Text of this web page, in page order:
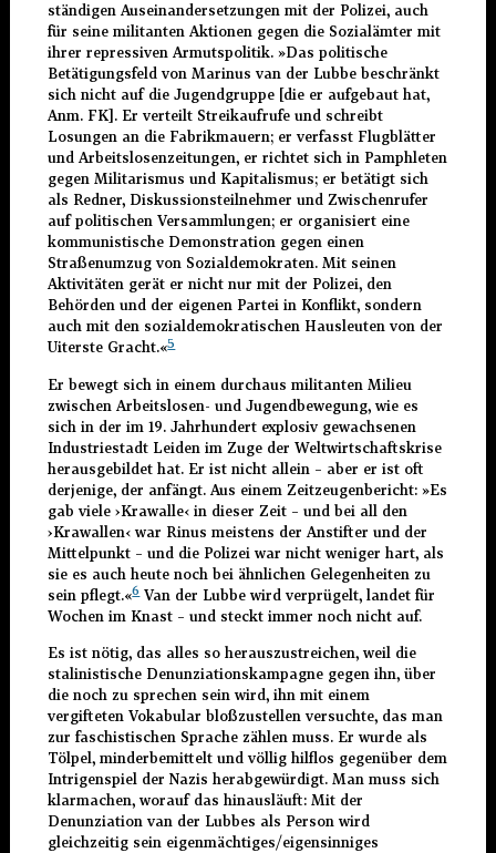
ständigen Auseinandersetzungen mit der Polizei, auch
für seine militanten Aktionen gegen die Sozialämter mit
ihrer repressiven Armutspolitik. »Das politische
Betätigungsfeld von Marinus van der Lubbe beschränkt
sich nicht auf die Jugendgruppe [die er aufgebaut hat,
Anm. FK]. Er verteilt Streikaufrufe und schreibt
Losungen an die Fabrikmauern; er verfasst Flugblätter
und Arbeitslosenzeitungen, er richtet sich in Pamphleten
gegen Militarismus und Kapitalismus; er betätigt sich
als Redner, Diskussionsteilnehmer und Zwischenrufer
auf politischen Versammlungen; er organisiert eine
kommunistische Demonstration gegen einen
Straßenumzug von Sozialdemokraten. Mit seinen
Aktivitäten gerät er nicht nur mit der Polizei, den
Behörden und der eigenen Partei in Konflikt, sondern
auch mit den sozialdemokratischen Hausleuten von der
Uiterste Gracht.«5
Er bewegt sich in einem durchaus militanten Milieu
zwischen Arbeitslosen- und Jugendbewegung, wie es
sich in der im 19. Jahrhundert explosiv gewachsenen
Industriestadt Leiden im Zuge der Weltwirtschaftskrise
herausgebildet hat. Er ist nicht allein – aber er ist oft
derjenige, der anfängt. Aus einem Zeitzeugenbericht: »Es
gab viele›Krawalle‹ in dieser Zeit – und bei all den
›Krawallen‹ war Rinus meistens der Anstifter und der
Mittelpunkt – und die Polizei war nicht weniger hart, als
sie es auch heute noch bei ähnlichen Gelegenheiten zu
sein pflegt.«6Van der Lubbe wird verprügelt, landet für
Wochen im Knast – und steckt immer noch nicht auf.
Es ist nötig, das alles so herauszustreichen, weil die
stalinistische Denunziationskampagne gegen ihn, über
die noch zu sprechen sein wird, ihn mit einem
vergifteten Vokabular bloßzustellen versuchte, das man
zur faschistischen Sprache zählen muss. Er wurde als
Tölpel, minderbemittelt und völlig hilflos gegenüber dem
Intrigenspiel der Nazis herabgewürdigt. Man muss sich
klarmachen, worauf das hinausläuft: Mit der
Denunziation van der Lubbes als Person wird
gleichzeitig sein eigenmächtiges/eigensinniges